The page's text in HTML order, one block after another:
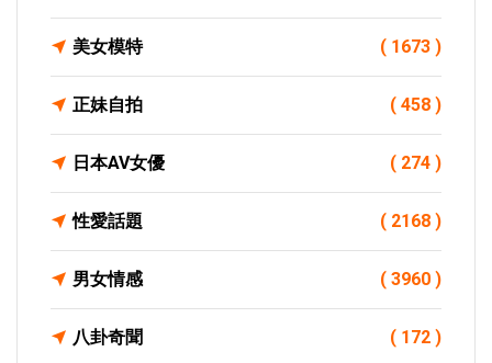
美女模特 ( 1673 )
正妹自拍 ( 458 )
日本AV女優 ( 274 )
性愛話題 ( 2168 )
男女情感 ( 3960 )
八卦奇聞 ( 172 )